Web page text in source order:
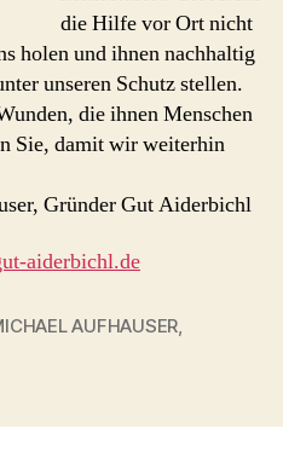
die Hilfe vor Ort nicht
holen und ihnen nachhaltig
unseren Schutz stellen.
die ihnen Menschen
Sie, damit wir weiterhin
Gründer Gut Aiderbichl
aiderbichl.de
AUFHAUSER,